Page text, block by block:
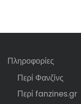
Πληροφορίες
Περί Φανζίνς
Περί fanzines.gr